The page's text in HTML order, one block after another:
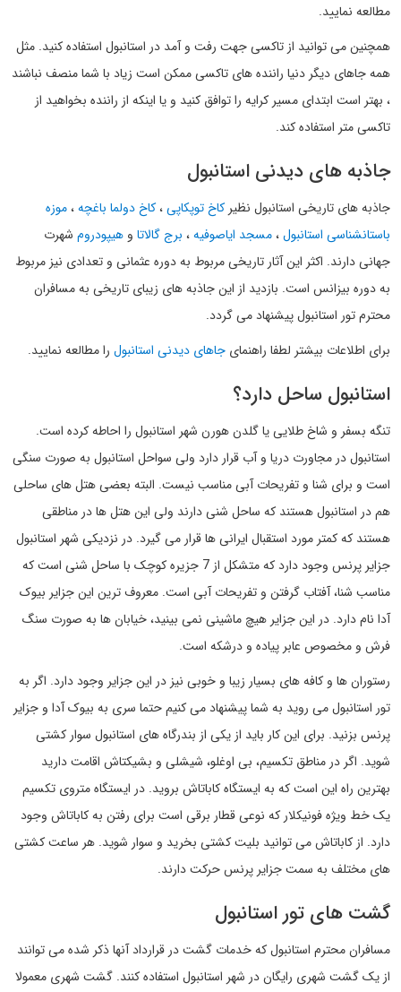
مطالعه نمایید.
همچنین می توانید از تاکسی جهت رفت و آمد در استانبول استفاده کنید. مثل
همه جاهای دیگر دنیا راننده های تاکسی ممکن است زیاد با شما منصف نباشند
، بهتر است ابتدای مسیر کرایه را توافق کنید و یا اینکه از راننده بخواهید از
تاکسی متر استفاده کند.
جاذبه های دیدنی استانبول
جاذبه های تاریخی استانبول نظیر کاخ توپکاپی،کاخ دولما باغچه،موزه
باستانشناسی استانبول،مسجد ایاصوفیه، برج گالاتا و هیپودروم شهرت
جهانی دارند. اکثر این آثار تاریخی مربوط به دوره عثمانی و تعدادی نیز مربوط
به دوره بیزانس است. بازدید از این جاذبه های زیبای تاریخی به مسافران
محترم تور استانبول پیشنهاد می گردد.
برای اطلاعات بیشتر لطفا راهنمای جاهای دیدنی استانبول را مطالعه نمایید.
استانبول ساحل دارد؟
تنگه بسفر و شاخ طلایی یا گلدن هورن شهر استانبول را احاطه کرده است.
استانبول در مجاورت دریا و آب قرار دارد ولی سواحل استانبول به صورت سنگی
است و برای شنا و تفریحات آبی مناسب نیست. البته بعضی هتل های ساحلی
هم در استانبول هستند که ساحل شنی دارند ولی این هتل ها در مناطقی
هستند که کمتر مورد استقبال ایرانی ها قرار می گیرد. در نزدیکی شهر استانبول
جزایر پرنس وجود دارد که متشکل از 7 جزیره کوچک با ساحل شنی است که
مناسب شنا، آفتاب گرفتن و تفریحات آبی است. معروف ترین این جزایر بیوک
آدا نام دارد. در این جزایر هیچ ماشینی نمی بینید، خیابان ها به صورت سنگ
فرش و مخصوص عابر پیاده و درشکه است.
رستوران ها و کافه های بسیار زیبا و خوبی نیز در این جزایر وجود دارد. اگر به
تور استانبول می روید به شما پیشنهاد می کنیم حتما سری به بیوک آدا و جزایر
پرنس بزنید. برای این کار باید از یکی از بندرگاه های استانبول سوار کشتی
شوید. اگر در مناطق تکسیم، بی اوغلو، شیشلی و بشیکتاش اقامت دارید
بهترین راه این است که به ایستگاه کاباتاش بروید. در ایستگاه متروی تکسیم
یک خط ویژه فونیکلار که نوعی قطار برقی است برای رفتن به کاباتاش وجود
دارد. از کاباتاش می توانید بلیت کشتی بخرید و سوار شوید. هر ساعت کشتی
های مختلف به سمت جزایر پرنس حرکت دارند.
گشت های تور استانبول
مسافران محترم استانبول که خدمات گشت در قرارداد آنها ذکر شده می توانند
از یک گشت شهری رایگان در شهر استانبول استفاده کنند. گشت شهری معمولا